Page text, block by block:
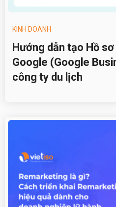
KINH DOANH
Hướng dẫn tạo Hồ
Google (Google
công ty du lịch